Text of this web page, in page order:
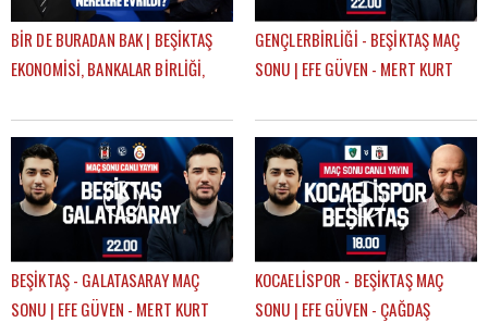
BİR DE BURADAN BAK | BEŞİKTAŞ
EKONOMİSİ, BANKALAR BİRLİĞİ,
GÖKHAN TİRYAKİ
GENÇLERBİRLİĞİ - BEŞİKTAŞ MAÇ
SONU | EFE GÜVEN - MERT KURT
BEŞİKTAŞ - GALATASARAY MAÇ
SONU | EFE GÜVEN - MERT KURT
KOCAELİSPOR - BEŞİKTAŞ MAÇ
SONU | EFE GÜVEN - ÇAĞDAŞ